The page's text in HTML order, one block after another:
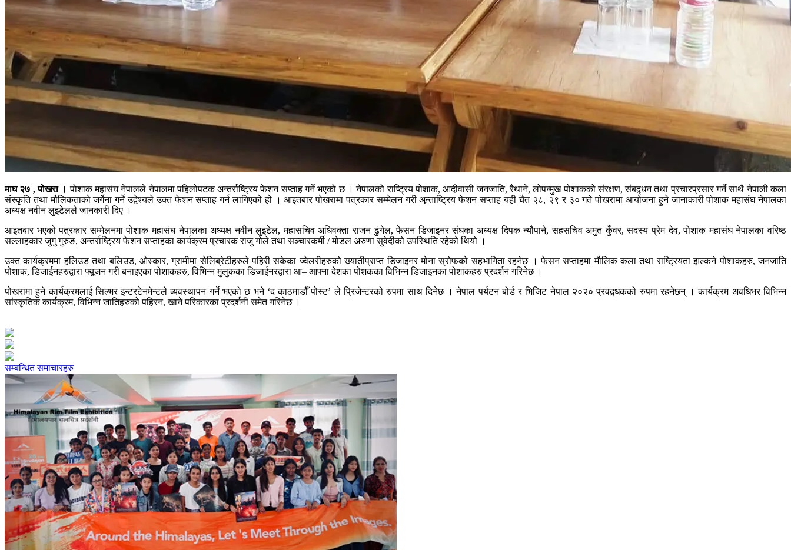
माघ २७ , पोखरा । पोशाक महासंघ नेपालले नेपालमा पहिलोपटक अन्तर्राष्ट्रिय फेशन सप्ताह गर्ने भएको छ । नेपालको राष्ट्रिय पोशाक, आदीवासी जनजाति, रैथाने, लोपन्मुख पोशाकको संरक्षण, संबद्र्धन तथा प्रचारप्रसार गर्ने साथै नेपाली कला
संस्कृति तथा मौलिकताको जर्गेना गर्ने उद्वेश्यले उक्त फेशन सप्ताह गर्न लागिएको हो । आइतबार पोखरामा पत्रकार सम्मेलन गरी अन्र्ताष्ट्रिय फेशन सप्ताह यही चैत २८, २९ र ३० गते पोखरामा आयोजना हुने जानाकारी पोशाक महासंघ नेपालका
अध्यक्ष नवीन लुइटेलले जानकारी दिए ।
आइतबार भएको पत्रकार सम्मेलनमा पोशाक महासंघ नेपालका अध्यक्ष नवीन लुइटेल, महासचिव अधिवक्ता राजन ढुंगेल, फेसन डिजाइनर संघका अध्यक्ष दिपक न्यौपाने, सहसचिव अमुत कुँवर, सदस्य प्रेम देव, पोशाक महासंघ नेपालका वरिष्ठ
सल्लाहकार जुगु गुरुङ, अन्तर्राष्ट्रिय फेशन सप्ताहका कार्यक्रम प्रचारक राजु गोले तथा सञ्चारकर्मी / मोडल अरुणा सुवेदीको उपस्थिति रहेको थियो ।
उक्त कार्यक्रममा हलिउड तथा बलिउड, ओस्कार, ग्रामीमा सेलिब्रेटीहरुले पहिरी सकेका ज्वेलरीहरुको ख्यातीप्राप्त डिजाइनर मोना स्रोफको सहभागिता रहनेछ । फेसन सप्ताहमा मौलिक कला तथा राष्ट्रियता झल्कने पोशाकहरु, जनजाति
पोशाक, डिजाईनहरुद्वारा फ्यूजन गरी बनाइएका पोशाकहरु, विभिन्न मुलुकका डिजाईनरद्वारा आ– आफ्ना देशका पोशकका विभिन्न डिजाइनका पोशाकहरु प्रदर्शन गरिनेछ ।
पोखरामा हुने कार्यक्रमलाई सिल्भर इन्टरटेनमेन्टले व्यवस्थापन गर्ने भएको छ भने ‘द काठमाडौँ पोस्ट’ ले प्रिजेन्टरको रुपमा साथ दिनेछ । नेपाल पर्यटन बोर्ड र भिजिट नेपाल २०२० प्रवद्र्धकको रुपमा रहनेछन् । कार्यक्रम अवधिभर विभिन्न
सांस्कृतिक कार्यक्रम, विभिन्न जातिहरुको पहिरन, खाने परिकारका प्रदर्शनी समेत गरिनेछ ।
सम्बन्धित समाचारहरु